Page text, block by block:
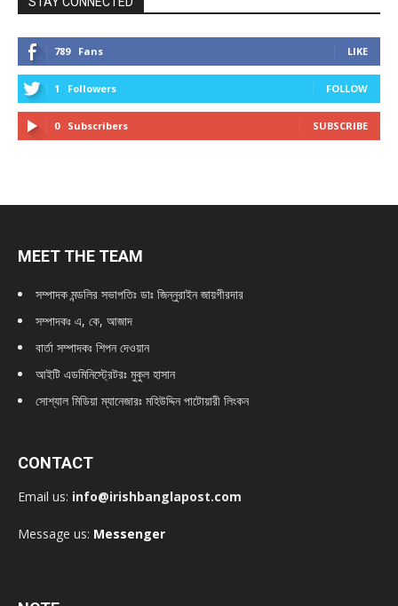
789 Fans LIKE
1 Followers FOLLOW
0 Subscribers SUBSCRIBE
MEET THE TEAM
সম্পাদক মন্ডলির সভাপতিঃ ডাঃ জিন্নুরাইন জায়গীরদার
সম্পাদকঃ এ, কে, আজাদ
বার্তা সম্পাদকঃ শিপন দেওয়ান
আইটি এডমিনিস্ট্রেটরঃ মুকুল হাসান
সোশ্যাল মিডিয়া ম্যানেজারঃ মহিউদ্দিন পাটোয়ারী লিংকন
CONTACT
Email us: info@irishbanglapost.com
Message us: Messenger